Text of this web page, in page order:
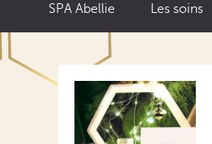
SPA Abellie Les soins